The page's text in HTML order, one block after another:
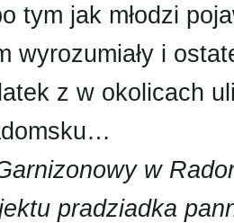
tym jak młodzi
wyrozumiały i
z w okolicach
w
pradziadka